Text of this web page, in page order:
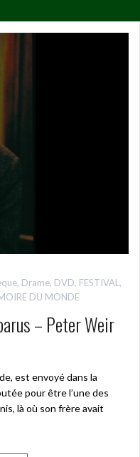
, Drame, DVD, FESTIVAL ,
DU MONDE
– Peter Weir
est envoyé dans la
pour être l’une des
là où son frère avait